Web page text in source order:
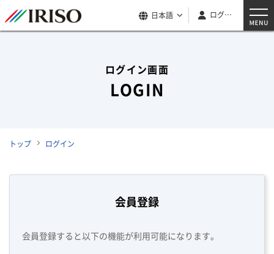
日本語 ログイン
ログイン画面
LOGIN
トップ ログイン
会員登録
会員登録すると以下の機能が利用可能になります。